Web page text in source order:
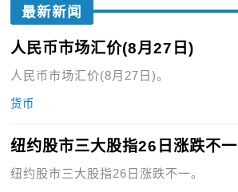
最新新闻
人民币市场汇价(8月27日)
人民币市场汇价(8月27日)。
货币
纽约股市三大股指26日涨跌不一
纽约股市三大股指26日涨跌不一。